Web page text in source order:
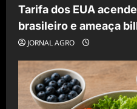
Tarifa dos EUA
brasileiro e ameaça
JORNAL AGRO